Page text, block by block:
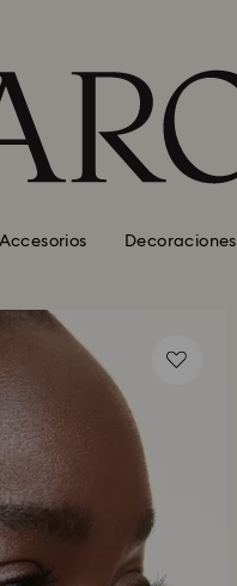
Accesorios Decoraciones